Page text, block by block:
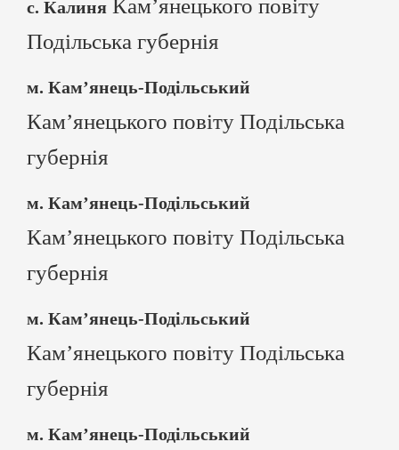
с. Калиня Кам’янецького повіту
Подільська губернія
м. Кам’янець-Подільський
Кам’янецького повіту Подільська
губернія
м. Кам’янець-Подільський
Кам’янецького повіту Подільська
губернія
м. Кам’янець-Подільський
Кам’янецького повіту Подільська
губернія
м. Кам’янець-Подільський